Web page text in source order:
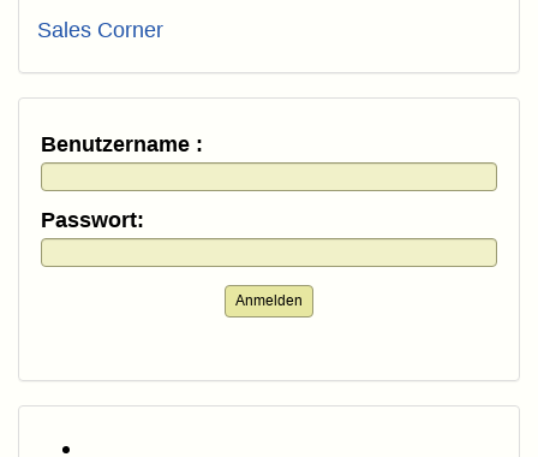
Sales Corner
Benutzername :
Passwort:
Anmelden